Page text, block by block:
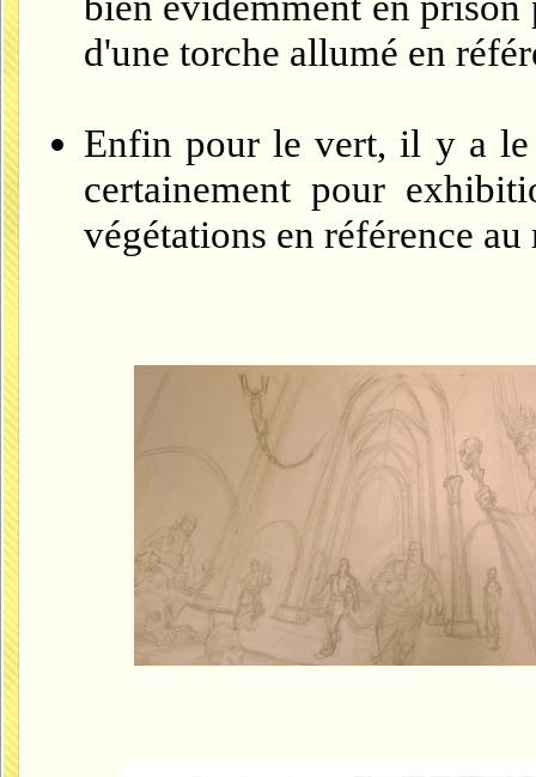
d'une torche allumé en
Enfin pour le vert, il y a le
certainement pour
végétations en référence au